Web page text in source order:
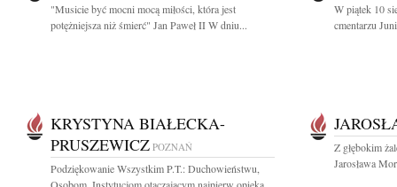
"Musicie być mocni mocą miłości, która jest
potężniejsza niż śmierć" Jan Paweł II W dniu...
W piątek 10
cmentarzu
KRYSTYNA BIAŁECKA-
PRUSZEWICZ POZNAŃ
Podziękowanie Wszystkim P.T.: Duchowieństwu,
Z głębokim
Jarosława